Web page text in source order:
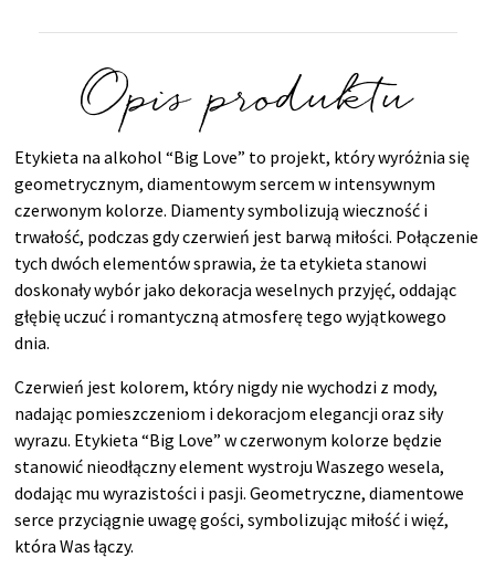
Opis produktu
Etykieta na alkohol “Big Love” to projekt, który wyróżnia się
geometrycznym, diamentowym sercem w intensywnym
czerwonym kolorze. Diamenty symbolizują wieczność i
trwałość, podczas gdy czerwień jest barwą miłości. Połączenie
tych dwóch elementów sprawia, że ta etykieta stanowi
doskonały wybór jako dekoracja weselnych przyjęć, oddając
głębię uczuć i romantyczną atmosferę tego wyjątkowego
dnia.
Czerwień jest kolorem, który nigdy nie wychodzi z mody,
nadając pomieszczeniom i dekoracjom elegancji oraz siły
wyrazu. Etykieta “Big Love” w czerwonym kolorze będzie
stanowić nieodłączny element wystroju Waszego wesela,
dodając mu wyrazistości i pasji. Geometryczne, diamentowe
serce przyciągnie uwagę gości, symbolizując miłość i więź,
która Was łączy.